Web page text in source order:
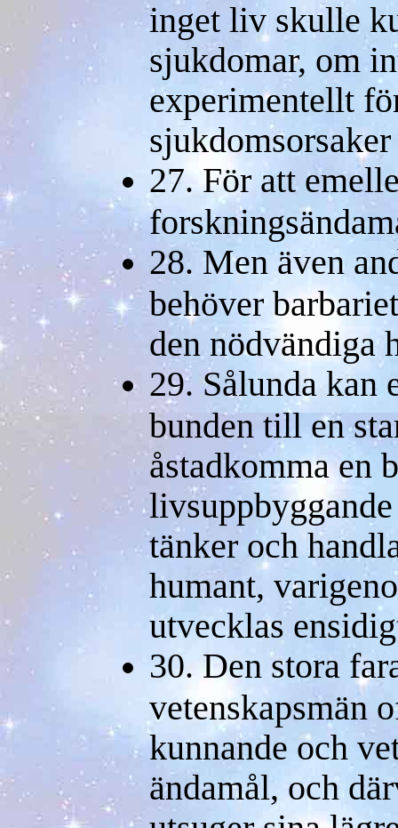
inget liv skulle
sjukdomar, om
experimentellt
27. För att
28. Men även
behöver
den nödvändiga
29. Sålunda kan
bunden till en
åstadkomma en
tänker och
humant,
utvecklas
30. Den stora
vetenskapsmän
kunnande och
ändamål, och